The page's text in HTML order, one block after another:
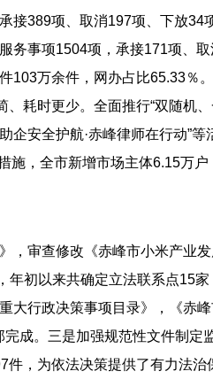
389项、取消197项、下放
务事项1504项，承接171项
103万余件，网办占比65.33％
耗时更少。全面推行“双随机
安全护航·赤峰律师在行动”
施，全市新增市场主体6.15万
审查修改《赤峰市小米产业
初以来共确定立法联系点15
行政决策事项目录》，《赤
成。三是加强规范性文件制定
，为依法决策提供了有力法